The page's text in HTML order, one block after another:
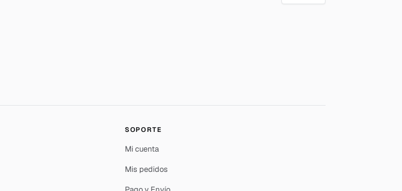
SOPORTE
Mi cuenta
Mis pedidos